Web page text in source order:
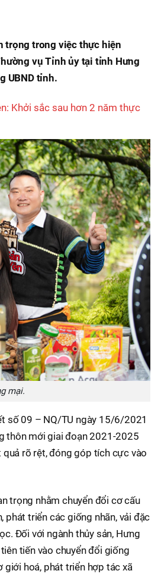
trọng trong việc thực hiện
vụ Tỉnh ủy tại tỉnh Hưng
UBND tỉnh.
Khởi sắc sau hơn 2 năm thực
mại.
số 09 – NQ/TU ngày 15/6/2021
thôn mới giai đoạn 2021-2025
rõ rệt, đóng góp tích cực vào
trọng nhằm chuyển đổi cơ cấu
phát triển các giống nhãn, vải đặc
Đối với ngành thủy sản, Hưng
tiến vào chuyển đổi giống
giới hoá, phát triển hợp tác xã